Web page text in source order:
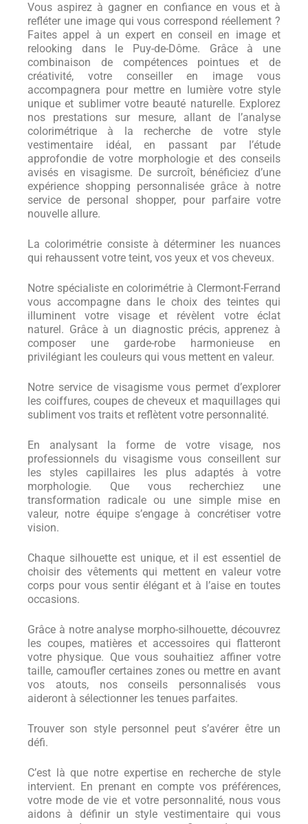
Vous aspirez à gagner en confiance en vous et à
refléter une image qui vous correspond réellement ?
Faites appel à un expert en conseil en image et
relooking dans le Puy-de-Dôme. Grâce à une
combinaison de compétences pointues et de
créativité, votre conseiller en image vous
accompagnera pour mettre en lumière votre style
unique et sublimer votre beauté naturelle. Explorez
nos prestations sur mesure, allant de l’analyse
colorimétrique à la recherche de votre style
vestimentaire idéal, en passant par l’étude
approfondie de votre morphologie et des conseils
avisés en visagisme. De surcroît, bénéficiez d’une
expérience shopping personnalisée grâce à notre
service de personal shopper, pour parfaire votre
nouvelle allure.
La colorimétrie consiste à déterminer les nuances
qui rehaussent votre teint, vos yeux et vos cheveux.
Notre spécialiste en colorimétrie à Clermont-Ferrand
vous accompagne dans le choix des teintes qui
illuminent votre visage et révèlent votre éclat
naturel. Grâce à un diagnostic précis, apprenez à
composer une garde-robe harmonieuse en
privilégiant les couleurs qui vous mettent en valeur.
Notre service de visagisme vous permet d’explorer
les coiffures, coupes de cheveux et maquillages qui
subliment vos traits et reflètent votre personnalité.
En analysant la forme de votre visage, nos
professionnels du visagisme vous conseillent sur
les styles capillaires les plus adaptés à votre
morphologie. Que vous recherchiez une
transformation radicale ou une simple mise en
valeur, notre équipe s’engage à concrétiser votre
vision.
Chaque silhouette est unique, et il est essentiel de
choisir des vêtements qui mettent en valeur votre
corps pour vous sentir élégant et à l’aise en toutes
occasions.
Grâce à notre analyse morpho-silhouette, découvrez
les coupes, matières et accessoires qui flatteront
votre physique. Que vous souhaitiez affiner votre
taille, camoufler certaines zones ou mettre en avant
vos atouts, nos conseils personnalisés vous
aideront à sélectionner les tenues parfaites.
Trouver son style personnel peut s’avérer être un
défi.
C’est là que notre expertise en recherche de style
intervient. En prenant en compte vos préférences,
votre mode de vie et votre personnalité, nous vous
aidons à définir un style vestimentaire qui vous